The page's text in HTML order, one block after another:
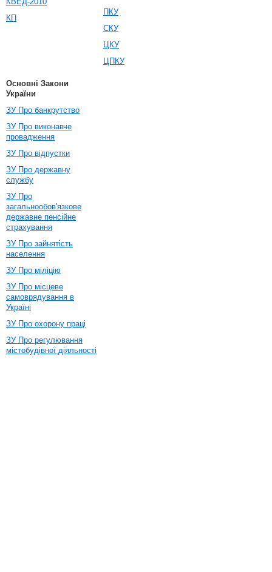
КП
ПКУ
СКУ
ЦКУ
ЦПКУ
Основні Закони
України
ЗУ Про банкрутство
ЗУ Про виконавче
провадження
ЗУ Про відпустки
ЗУ Про державну
службу
ЗУ Про
загальнообов'язкове
державне пенсійне
страхування
ЗУ Про зайнятість
населення
ЗУ Про міліцію
ЗУ Про місцеве
самоврядування в
Україні
ЗУ Про охорону праці
ЗУ Про регулювання
містобудівної діяльності